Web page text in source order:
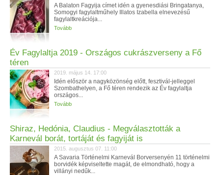
A Balaton Fagyija címet idén a gyenesdiási Bringatanya,
Somogyi fagylaltműhely Illatos Izabella elnevezésű
fagylaltkreációja...
Tovább
Év Fagylaltja 2019 - Országos cukrászverseny a Fő
téren
2019. május 14. 17:00
Idén először a nagyközönség előtt, fesztivál-jelleggel
Szombathelyen, a Fő téren rendezik az Év fagylaltja
országos...
Tovább
Shiraz, Hedónia, Claudius - Megválasztották a
Karnevál borát, tortáját és fagyiját is
2015. augusztus 07. 11:00
A Savaria Történelmi Karnevál Borversenyén 11 történelmi
borvidék képviseltette magát, de elmondható, hogy a
villányi nedűk...